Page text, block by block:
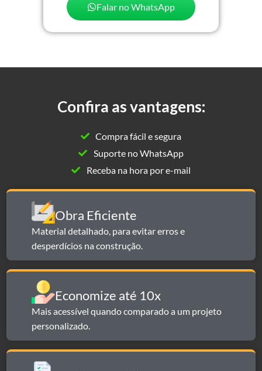
Falar no WhatsApp
Confira as vantagens:
Compra fácil e segura
Suporte no WhatsApp
Receba na hora por e-mail
Obra Eficiente
Material detalhado, para evitar erros e
desperdícios na construção.
Economize até 10x​​
Mais acessível quando comparado a um projeto
personalizado.